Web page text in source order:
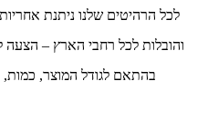
לכל הרהיטים שלנו ניתנת
והובלות לכל רחבי הארץ – הצעה
בהתאם לגודל המוצר, כמות,